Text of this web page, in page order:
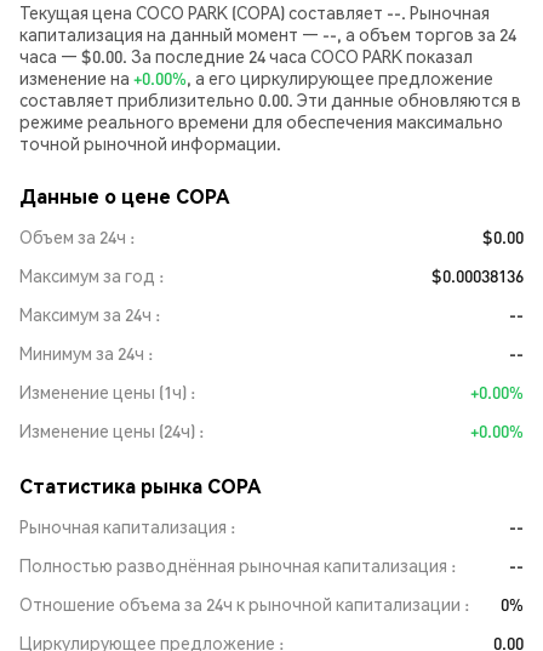
Текущая цена COCO PARK (COPA) составляет --. Рыночная
капитализация на данный момент — --, а объем торгов за 24
часа — $0.00. За последние 24 часа COCO PARK показал
изменение на +0.00%, а его циркулирующее предложение
составляет приблизительно 0.00. Эти данные обновляются в
режиме реального времени для обеспечения максимально
точной рыночной информации.
Данные о цене COPA
Объем за 24ч
$0.00
Максимум за год
$0.00038136
Максимум за 24ч
--
Минимум за 24ч
--
Изменение цены (1ч)
+0.00%
Изменение цены (24ч)
+0.00%
Статистика рынка COPA
Рыночная капитализация
--
Полностью разводнённая рыночная капитализация
--
Отношение объема за 24ч к рыночной капитализации
0%
Циркулирующее предложение
0.00